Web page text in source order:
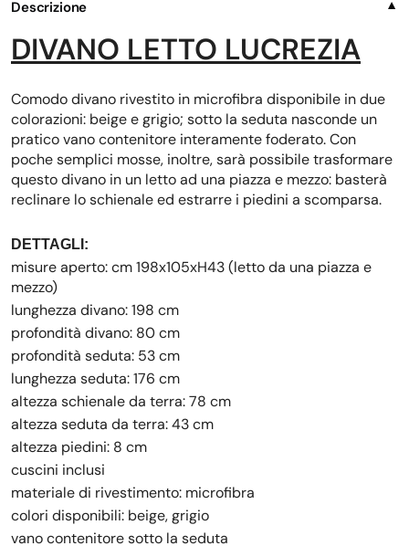
Descrizione ▼
DIVANO LETTO LUCREZIA
Comodo divano rivestito in microfibra disponibile in due
colorazioni: beige e grigio; sotto la seduta nasconde un
pratico vano contenitore interamente foderato. Con
poche semplici mosse, inoltre, sarà possibile trasformare
questo divano in un letto ad una piazza e mezzo: basterà
reclinare lo schienale ed estrarre i piedini a scomparsa.
DETTAGLI:
misure aperto: cm 198x105xH43 (letto da una piazza e
mezzo)
lunghezza divano: 198 cm
profondità divano: 80 cm
profondità seduta: 53 cm
lunghezza seduta: 176 cm
altezza schienale da terra: 78 cm
altezza seduta da terra: 43 cm
altezza piedini: 8 cm
cuscini inclusi
materiale di rivestimento: microfibra
colori disponibili: beige, grigio
vano contenitore sotto la seduta